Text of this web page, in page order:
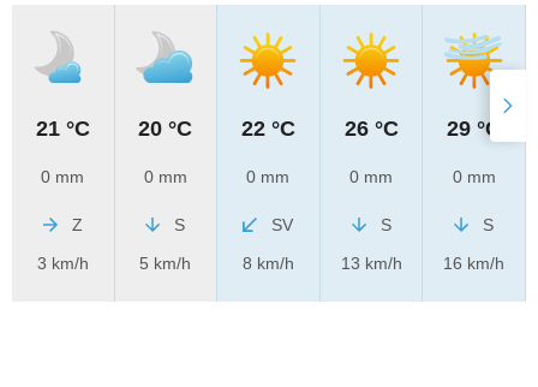
21 °C
0 mm
Z
3 km/h
20 °C
0 mm
S
5 km/h
22 °C
0 mm
SV
8 km/h
26 °C
0 mm
S
13 km/h
29 °C
0 mm
S
16 km/h